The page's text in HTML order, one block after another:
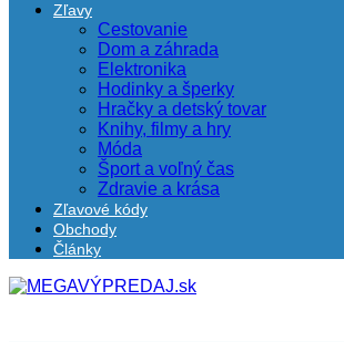
Zľavy
Cestovanie
Dom a záhrada
Elektronika
Hodinky a šperky
Hračky a detský tovar
Knihy, filmy a hry
Móda
Šport a voľný čas
Zdravie a krása
Zľavové kódy
Obchody
Články